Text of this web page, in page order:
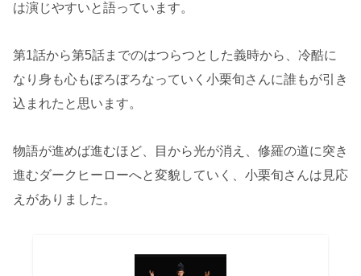
は演じやすいと語っています。
第1話から第5話までのはつらつとした義時から、冷酷に
なり身も心もぼろぼろなっていく小栗旬さんに誰もが引き
込まれたと思います。
物語が進めば進むほど、目から光が消え、修羅の道に突き
進むダークヒーローへと変貌していく、小栗旬さんは見応
えがありました。